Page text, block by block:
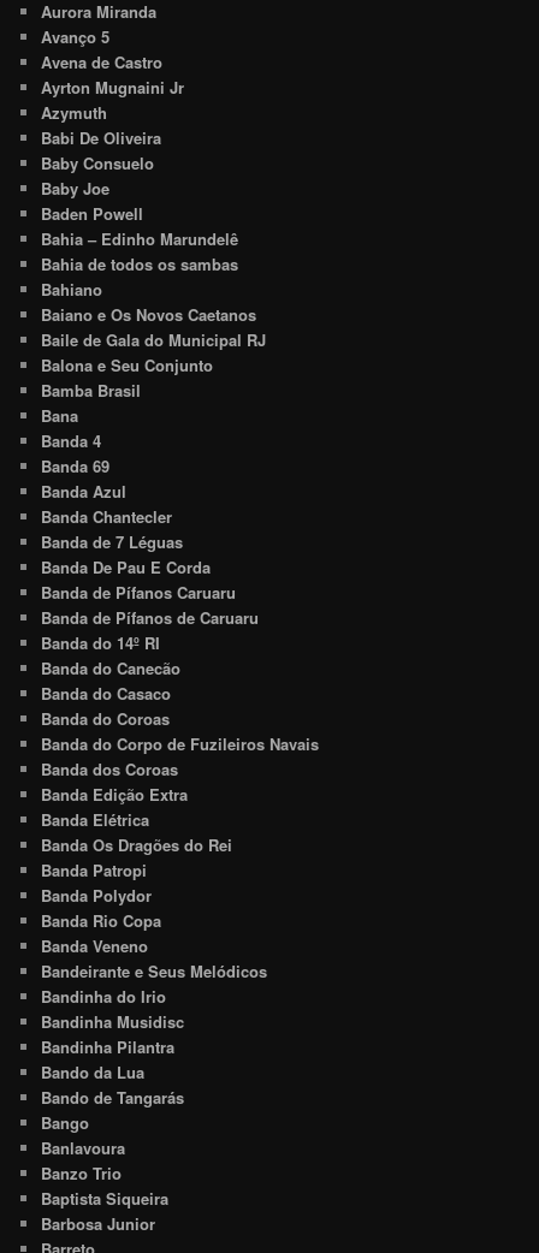
Aurora Miranda
Avanço 5
Avena de Castro
Ayrton Mugnaini Jr
Azymuth
Babi De Oliveira
Baby Consuelo
Baby Joe
Baden Powell
Bahia – Edinho Marundelê
Bahia de todos os sambas
Bahiano
Baiano e Os Novos Caetanos
Baile de Gala do Municipal RJ
Balona e Seu Conjunto
Bamba Brasil
Bana
Banda 4
Banda 69
Banda Azul
Banda Chantecler
Banda de 7 Léguas
Banda De Pau E Corda
Banda de Pífanos Caruaru
Banda de Pífanos de Caruaru
Banda do 14º RI
Banda do Canecão
Banda do Casaco
Banda do Coroas
Banda do Corpo de Fuzileiros Navais
Banda dos Coroas
Banda Edição Extra
Banda Elétrica
Banda Os Dragões do Rei
Banda Patropi
Banda Polydor
Banda Rio Copa
Banda Veneno
Bandeirante e Seus Melódicos
Bandinha do Irio
Bandinha Musidisc
Bandinha Pilantra
Bando da Lua
Bando de Tangarás
Bango
Banlavoura
Banzo Trio
Baptista Siqueira
Barbosa Junior